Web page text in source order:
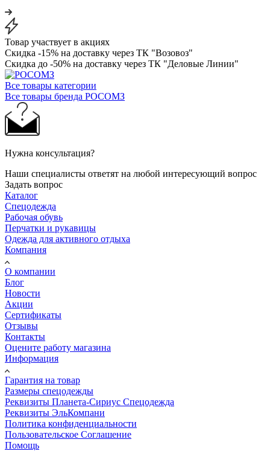
Товар участвует в акциях
Скидка -15% на доставку через ТК "Возовоз"
Скидка до -50% на доставку через ТК "Деловые Линии"
Все товары категории
Все товары бренда РОСОМЗ
Нужна консультация?
Наши специалисты ответят на любой интересующий вопрос
Задать вопрос
Каталог
Спецодежда
Рабочая обувь
Перчатки и рукавицы
Одежда для активного отдыха
Компания
О компании
Блог
Новости
Акции
Сертификаты
Отзывы
Контакты
Оцените работу магазина
Информация
Гарантия на товар
Размеры спецодежды
Реквизиты Планета-Сириус Спецодежда
Реквизиты ЭльКомпани
Политика конфиденциальности
Пользовательское Соглашение
Помощь